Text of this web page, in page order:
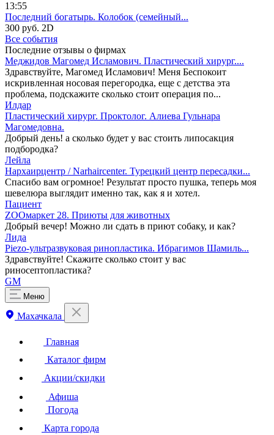
13:55
Последний богатырь. Колобок (семейный...
300 руб. 2D
Все события
Последние отзывы о фирмах
Меджидов Магомед Исламович. Пластический хирург....
Здравствуйте, Магомед Исламович! Меня Беспокоит
искривленная носовая перегородка, еще с детства эта
проблема, подскажите сколько стоит операция по...
Илдар
Пластический хирург. Проктолог. Алиева Гульнара
Магомедовна.
Добрый день! а сколько будет у вас стоить липосакция
подбородка?
Лейла
Нархаирцентр / Narhaircenter. Турецкий центр пересадки...
Спасибо вам огромное! Результат просто пушка, теперь моя
шевелюра выглядит именно так, как я и хотел.
Пациент
ZOOмаркет 28. Приюты для животных
Добрый вечер! Можно ли сдать в приют собаку, и как?
Лида
Piezo-ультразвуковая ринопластика. Ибрагимов Шамиль...
Здравствуйте! Скажите сколько стоит у вас
риносептопластика?
GM
Меню
Махачкала
Главная
Каталог фирм
Акции/скидки
Афиша
Погода
Карта города